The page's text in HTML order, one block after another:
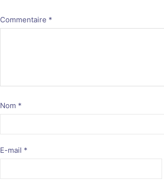
Commentaire *
Nom *
E-mail *